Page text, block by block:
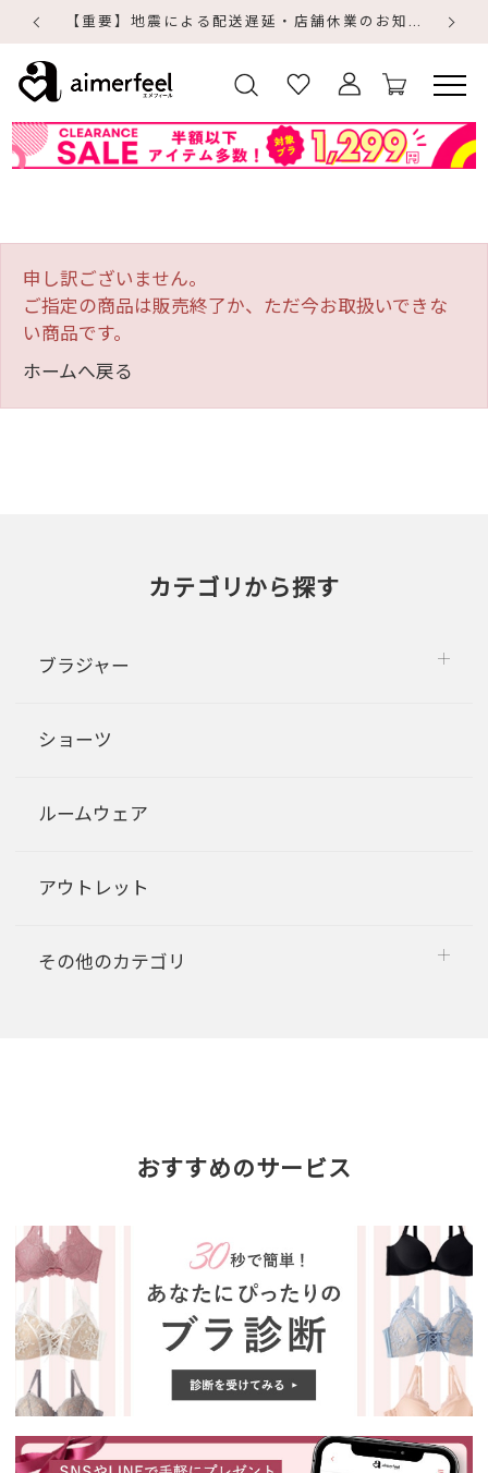
【重要】地震による配送遅延・店舗休業のお知らせ
申し訳ございません。
ご指定の商品は販売終了か、ただ今お取扱いできな
い商品です。
ホームへ戻る
カテゴリから探す
ブラジャー
ショーツ
ルームウェア
アウトレット
その他のカテゴリ
おすすめのサービス